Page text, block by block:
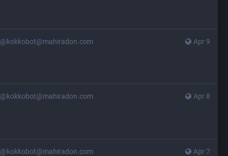
Apr 9
@kokkobot@mahiradon.com
Apr 8
@kokkobot@mahiradon.com
Apr 7
@kokkobot@mahiradon.com